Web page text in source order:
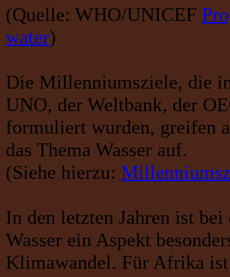
(Quelle: WHO/UNICEF
water)
Die Millenniumsziele, die
UNO, der Weltbank, der
formuliert wurden, greifen
das Thema Wasser auf.
(Siehe hierzu:
In den letzten Jahren ist
Wasser ein Aspekt
Klimawandel. Für Afrika